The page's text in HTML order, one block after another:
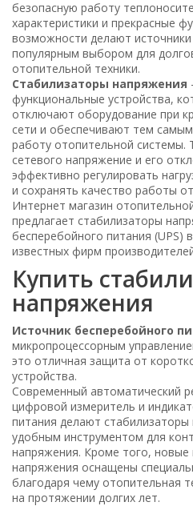
безопасную работу
характеристики и прекрасные
возможности делают
популярным выбором для
отопительной техники.
Стабилизаторы напряжения
функциональные устройства,
отключают оборудование при
сети и обеспечивают тем
работу отопительной системы.
сетевого напряжение и его
эффективно регулировать
и сохранять качество работы
Интернет магазин
предлагает стабилизаторы
бесперебойного питания (UPS)
известных фирм
Купить
напряжения
Источник бесперебойного
микропроцессорным
это отличная защита от
устройства.
Современный автоматический
цифровой измеритель и
питания делают
удобным инструментом для
напряжения. Кроме того, новые
напряжения оснащены
благодаря чему отопительная
на протяжении долгих лет.